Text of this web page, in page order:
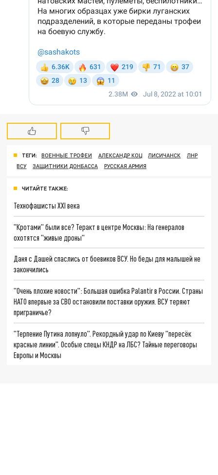
ТЕГИ: ВОЕННЫЕ ТРОФЕИ АЛЕКСАНДР КОЦ ЛИСИЧАНСК
ЛНР
ВСУ
ЗАЩИТНИКИ ДОНБАССА РУССКАЯ АРМИЯ
ЧИТАЙТЕ ТАКЖЕ:
Технофашисты XXI века
"Кротами" были все? Теракт в центре Москвы: На генералов
охотятся "живые дроны"
Даня с Дашей спаслись от боевиков ВСУ. Но беды для малышей не
закончились
"Очень плохие новости": Большая ошибка Palantir в России. Страны
НАТО впервые за СВО остановили поставки оружия. ВСУ теряют
приграничье?
"Терпение Путина лопнуло". Рекордный удар по Киеву "пересёк
красные линии". Особые спецы КНДР на ЛБС? Тайные переговоры
Европы и Москвы